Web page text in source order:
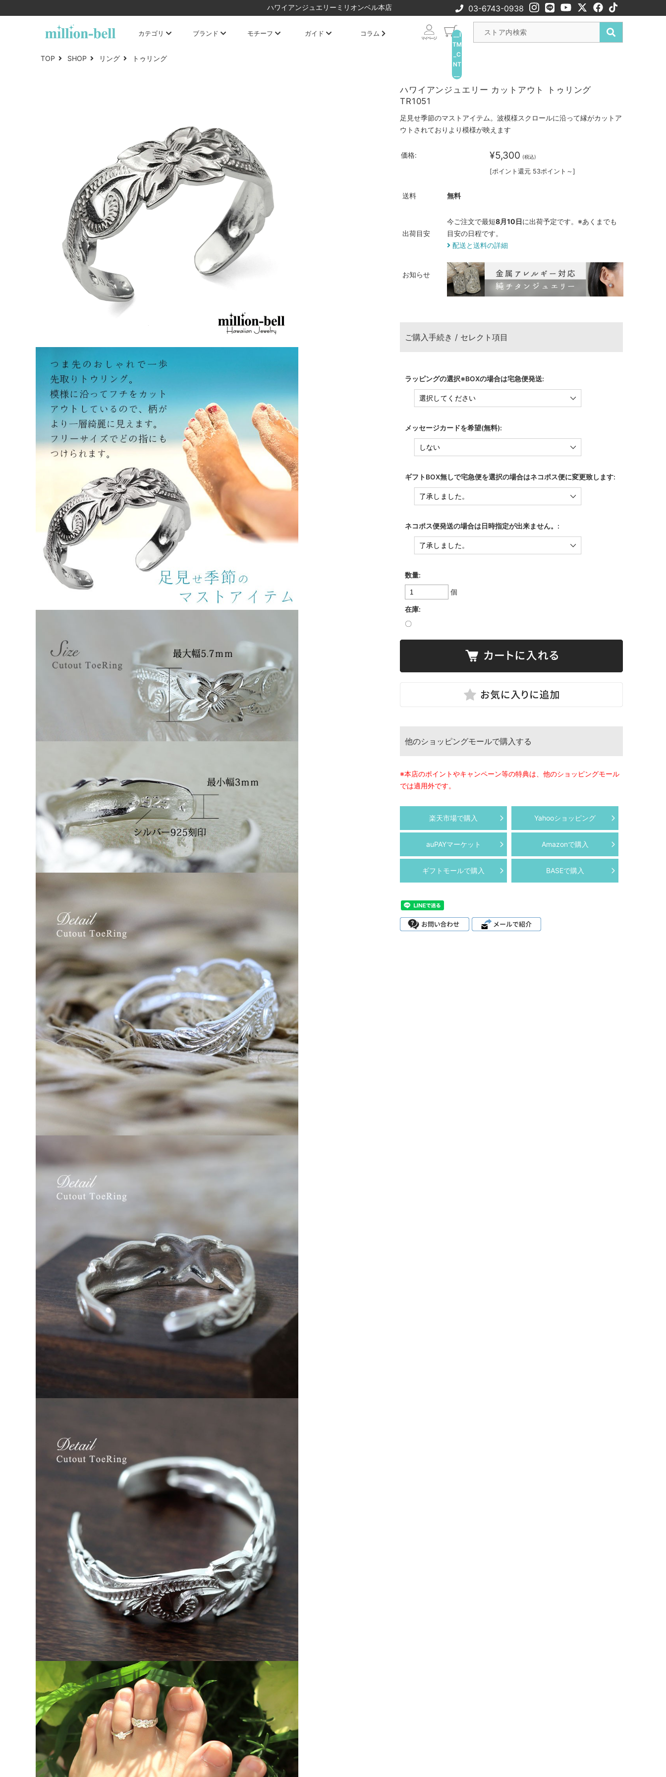
ハワイアンジュエリーミリオンベル本店 03-6743-0938
カテゴリ ブランド モチーフ ガイド コラム
__I
TM
_C
NT
TOP SHOP リング トゥリング
ハワイアンジュエリー カットアウト トゥリング
TR1051
足見せ季節のマストアイテム。波模様スクロールに沿って縁がカットア
ウトされておりより模様が映えます
価格: ¥5,300 (税込)
[ポイント還元 53ポイント～]
送料 無料
出荷目安
今ご注文で最短8月10日に出荷予定です。※あくまでも
目安の日程です。
配送と送料の詳細
お知らせ
ご購入手続き / セレクト項目
ラッピングの選択※BOXの場合は宅急便発送:
メッセージカードを希望(無料):
ギフトBOX無しで宅急便を選択の場合はネコポス便に変更致します:
ネコポス便発送の場合は日時指定が出来ません。:
数量:
個
在庫:
〇
他のショッピングモールで購入する
※本店のポイントやキャンペーン等の特典は、他のショッピングモール
では適用外です。
楽天市場で購入 Yahooショッピング
auPAYマーケット Amazonで購入
ギフトモールで購入 BASEで購入